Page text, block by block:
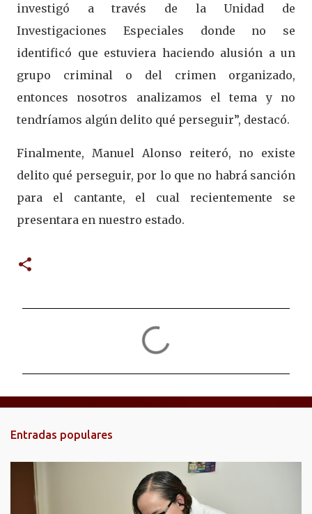
investigó a través de la Unidad de
Investigaciones Especiales donde no se
identificó que estuviera haciendo alusión a un
grupo criminal o del crimen organizado,
entonces nosotros analizamos el tema y no
tendríamos algún delito qué perseguir”, destacó.
Finalmente, Manuel Alonso reiteró, no existe
delito qué perseguir, por lo que no habrá sanción
para el cantante, el cual recientemente se
presentara en nuestro estado.
n
t
Entradas populares